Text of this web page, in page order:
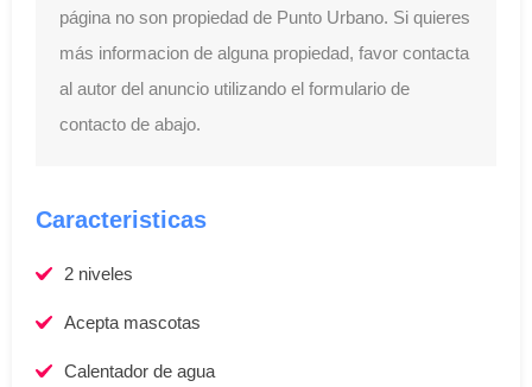
página no son propiedad de Punto Urbano. Si quieres
más informacion de alguna propiedad, favor contacta
al autor del anuncio utilizando el formulario de
contacto de abajo.
Caracteristicas
2 niveles
Acepta mascotas
Calentador de agua